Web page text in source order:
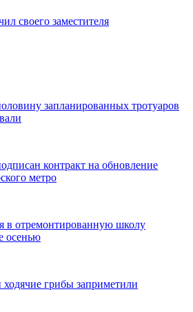
своего заместителя
запланированных тротуаров
контракт на обновление
метро
в отремонтированную школу
осенью
грибы заприметили